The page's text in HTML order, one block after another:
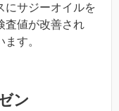
にサジーオイルを
査値が改善され
す。
ン